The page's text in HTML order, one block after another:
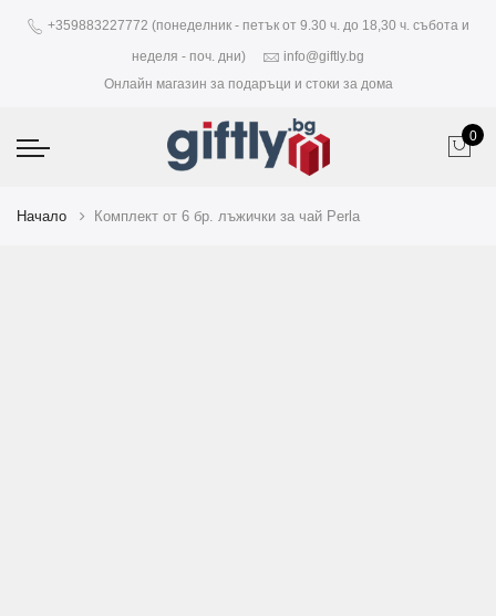
+359883227772 (понеделник - петък от 9.30 ч. до 18,30 ч. събота и
неделя - поч. дни)
info@giftly.bg
Онлайн магазин за подаръци и стоки за дома
0
Начало Комплект от 6 бр. лъжички за чай Perla